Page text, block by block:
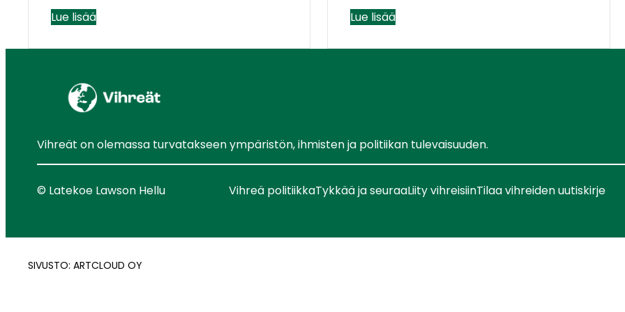
Lue lisää Lue lisää
Vihreät on olemassa turvatakseen ympäristön, ihmisten ja politiikan tulevaisuuden.
© Latekoe Lawson Hellu Vihreä politiikkaTykkää ja seuraaLiity vihreisiinTilaa vihreiden uutiskirje
SIVUSTO: ARTCLOUD OY